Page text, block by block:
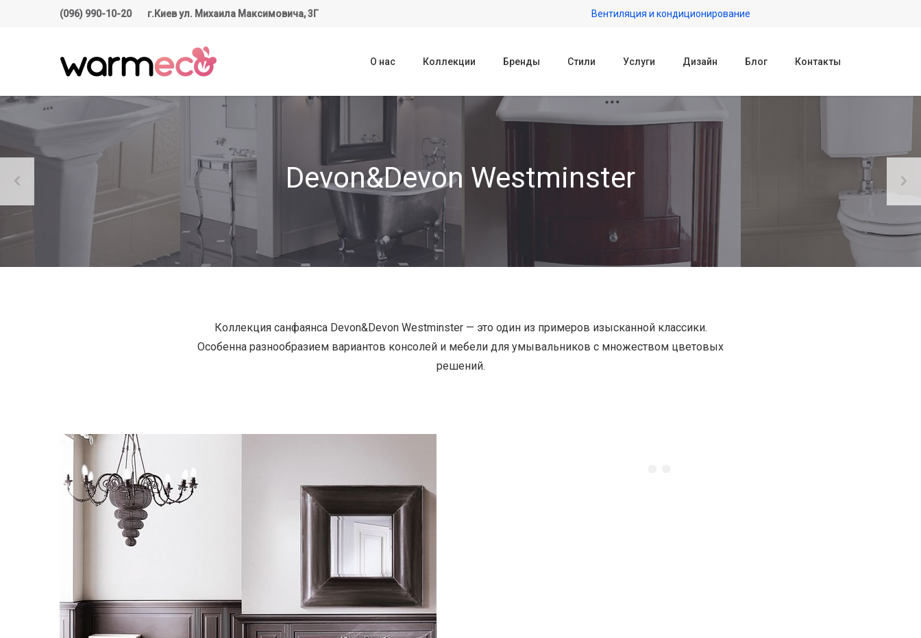
(096) 990-10-20 г.Киев ул. Михаила Максимовича, 3Г Вентиляция и кондиционирование
О нас Коллекции Бренды Стили Услуги Дизайн Блог Контакты
Devon&Devon Westminster
Коллекция санфаянса Devon&Devon Westminster — это один из примеров изысканной классики.
Особенна разнообразием вариантов консолей и мебели для умывальников с множеством цветовых
решений.